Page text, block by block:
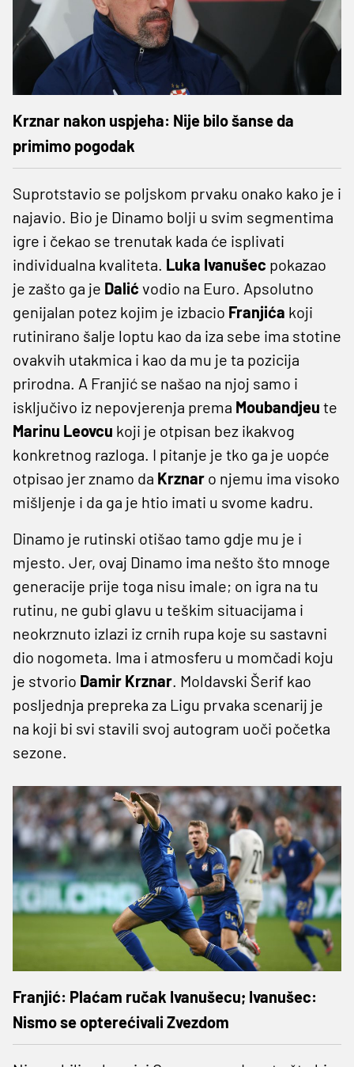
Krznar nakon uspjeha: Nije bilo šanse da
primimo pogodak
Suprotstavio se poljskom prvaku onako kako je i
najavio. Bio je Dinamo bolji u svim segmentima
igre i čekao se trenutak kada će isplivati
individualna kvaliteta. Luka Ivanušec pokazao
je zašto ga je Dalić vodio na Euro. Apsolutno
genijalan potez kojim je izbacio Franjića koji
rutinirano šalje loptu kao da iza sebe ima stotine
ovakvih utakmica i kao da mu je ta pozicija
prirodna. A Franjić se našao na njoj samo i
isključivo iz nepovjerenja prema Moubandjeu te
Marinu Leovcu koji je otpisan bez ikakvog
konkretnog razloga. I pitanje je tko ga je uopće
otpisao jer znamo da Krznar o njemu ima visoko
mišljenje i da ga je htio imati u svome kadru.
Dinamo je rutinski otišao tamo gdje mu je i
mjesto. Jer, ovaj Dinamo ima nešto što mnoge
generacije prije toga nisu imale; on igra na tu
rutinu, ne gubi glavu u teškim situacijama i
neokrznuto izlazi iz crnih rupa koje su sastavni
dio nogometa. Ima i atmosferu u momčadi koju
je stvorio Damir Krznar. Moldavski Šerif kao
posljednja prepreka za Ligu prvaka scenarij je
na koji bi svi stavili svoj autogram uoči početka
sezone.
Franjić: Plaćam ručak Ivanušecu; Ivanušec:
Nismo se opterećivali Zvezdom